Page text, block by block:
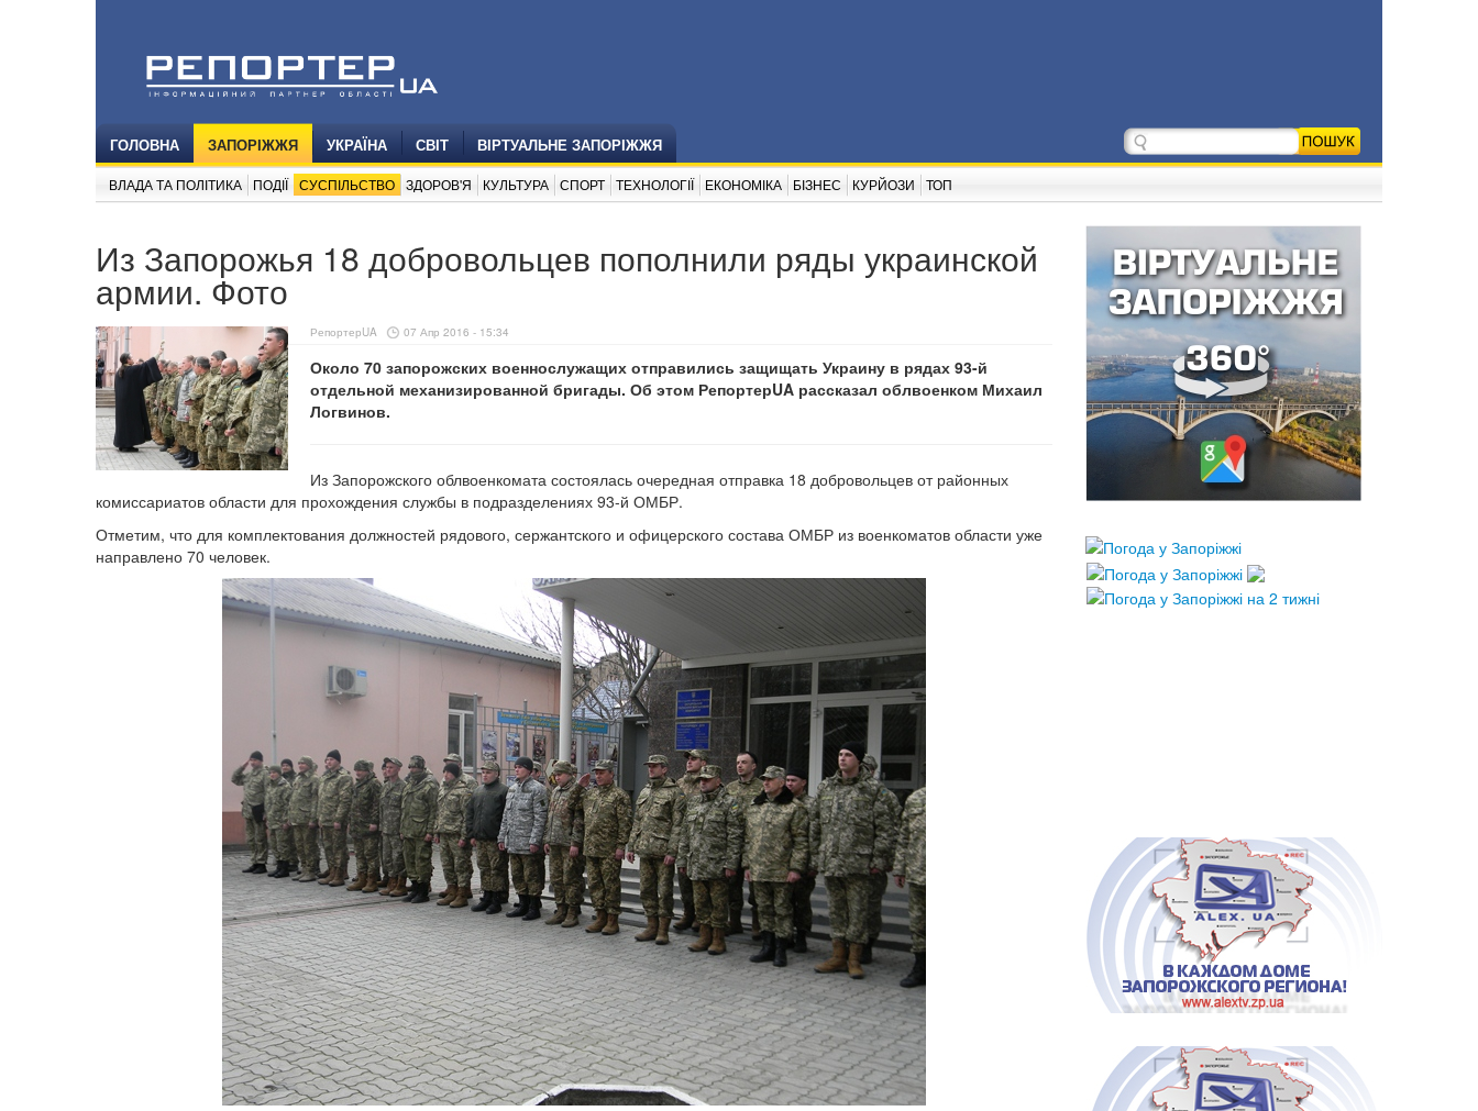
ГОЛОВНА ЗАПОРІЖЖЯ УКРАЇНА СВІТ ВІРТУАЛЬНЕ ЗАПОРІЖЖЯ
ВЛАДА ТА ПОЛІТИКА ПОДІЇ СУСПІЛЬСТВО ЗДОРОВ'Я КУЛЬТУРА СПОРТ ТЕХНОЛОГІЇ ЕКОНОМІКА БІЗНЕС КУРЙОЗИ ТОП
Из Запорожья 18 добровольцев пополнили ряды украинской
армии. Фото
РепортерUA 07 Апр 2016 - 15:34
Около 70 запорожских военнослужащих отправились защищать Украину в рядах 93-й
отдельной механизированной бригады. Об этом РепортерUA рассказал облвоенком Михаил
Логвинов.
Из Запорожского облвоенкомата состоялась очередная отправка 18 добровольцев от районных
комиссариатов области для прохождения службы в подразделениях 93-й ОМБР.
Отметим, что для комплектования должностей рядового, сержантского и офицерского состава ОМБР из военкоматов области уже
направлено 70 человек.